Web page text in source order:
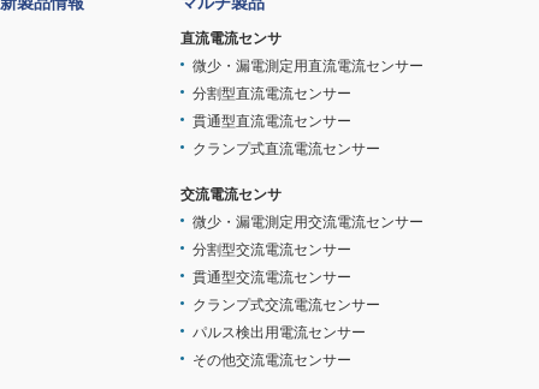
直流電流センサ
微少・漏電測定用直流電流センサー
分割型直流電流センサー
貫通型直流電流センサー
クランプ式直流電流センサー
交流電流センサ
微少・漏電測定用交流電流センサー
分割型交流電流センサー
貫通型交流電流センサー
クランプ式交流電流センサー
パルス検出用電流センサー
その他交流電流センサー